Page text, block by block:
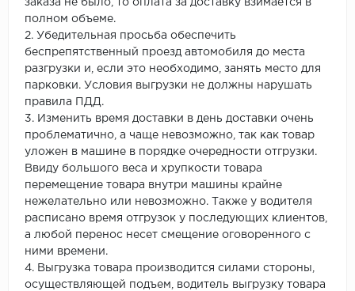
заказа не было, то оплата за доставку взимается в
полном объеме.
2. Убедительная просьба обеспечить
беспрепятственный проезд автомобиля до места
разгрузки и, если это необходимо, занять место для
парковки. Условия выгрузки не должны нарушать
правила ПДД.
3. Изменить время доставки в день доставки очень
проблематично, а чаще невозможно, так как товар
уложен в машине в порядке очередности отгрузки.
Ввиду большого веса и хрупкости товара
перемещение товара внутри машины крайне
нежелательно или невозможно. Также у водителя
расписано время отгрузок у последующих клиентов,
а любой перенос несет смещение оговоренного с
ними времени.
4. Выгрузка товара производится силами стороны,
осуществляющей подъем, водитель выгрузку товара